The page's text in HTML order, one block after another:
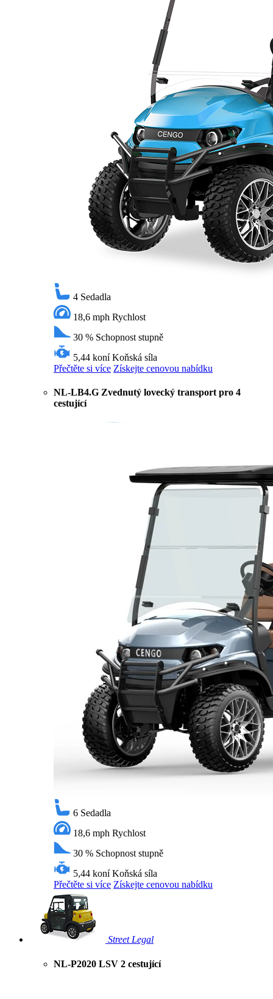
4 Sedadla
18,6 mph Rychlost
30 % Schopnost stupně
5,44 koní Koňská síla
Přečtěte si více Získejte cenovou nabídku
NL-LB4.G Zvednutý lovecký transport pro 4
cestující
6 Sedadla
18,6 mph Rychlost
30 % Schopnost stupně
5,44 koní Koňská síla
Přečtěte si více Získejte cenovou nabídku
Street Legal
NL-P2020 LSV 2 cestující